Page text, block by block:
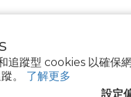
追蹤型 cookies 以確保
。 了解更多
設定
文